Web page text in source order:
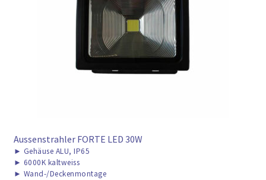
► ZAHLARTEN
► VERSANDARTEN
Aussenstrahler FORTE LED 30W
► Gehäuse ALU, IP65
► 6000K kaltweiss
► Wand-/Deckenmontage